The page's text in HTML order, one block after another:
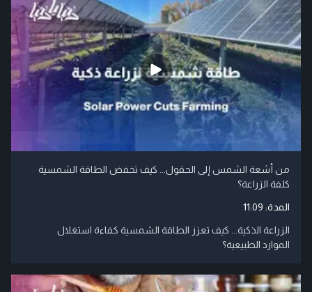
من أشعة الشمس إلى الحقول... كيف تخفض الطاقة الشمسية
كلفة الزراعة؟
المدة: 11:09
الزراعة الذكية... كيف تعزز الطاقة الشمسية كفاءة استغلال
الموارد الطبيعية؟